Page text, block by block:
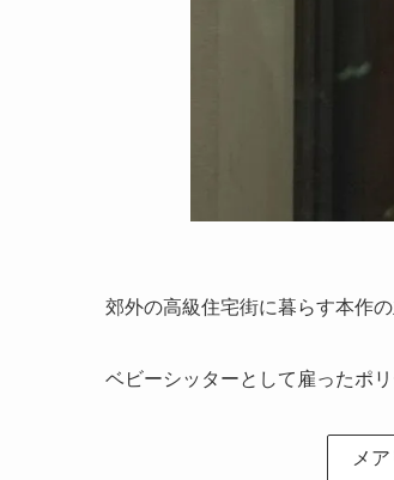
郊外の高級住宅街に暮らす本作の
ベビーシッターとして雇ったポ
メ